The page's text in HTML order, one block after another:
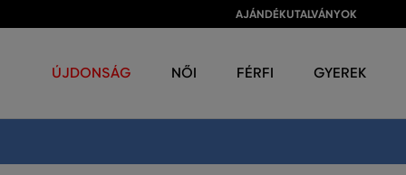
AJÁNDÉKUTALVÁNYOK
ÚJDONSÁG NŐI FÉRFI GYEREK